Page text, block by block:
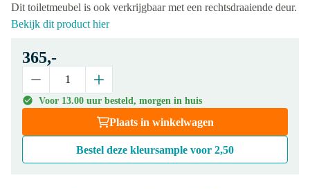
Dit toiletmeubel is ook verkrijgbaar met een rechtsdraaiende deur.
Bekijk dit product hier
365,-
Voor 13.00 uur besteld, morgen in huis
Plaats in winkelwagen
Bestel deze kleursample voor 2,50